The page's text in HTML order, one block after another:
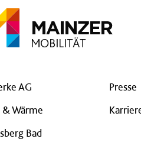
AG
& Wärme
Bad
Presse